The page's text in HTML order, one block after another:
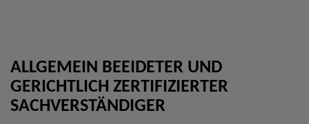
ALLGEMEIN BEEIDETER UND
GERICHTLICH ZERTIFIZIERTER
SACHVERSTÄNDIGER